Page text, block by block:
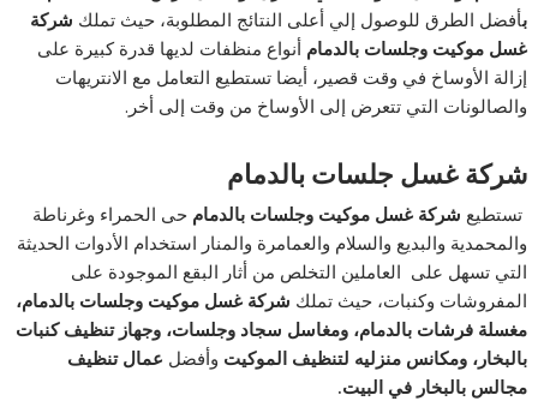
بأفضل الطرق للوصول إلي أعلى النتائج المطلوبة، حيث تملك شركة
غسل موكيت وجلسات بالدمام أنواع منظفات لديها قدرة كبيرة على
إزالة الأوساخ في وقت قصير، أيضا تستطيع التعامل مع الانتريهات
والصالونات التي تتعرض إلى الأوساخ من وقت إلى أخر.
شركة غسل جلسات بالدمام
تستطيع شركة غسل موكيت وجلسات بالدمام حى الحمراء وغرناطة
والمحمدية والبديع والسلام والعمامرة والمنار استخدام الأدوات الحديثة
التي تسهل على العاملين التخلص من أثار البقع الموجودة على
المفروشات وكنبات، حيث تملك شركة غسل موكيت وجلسات بالدمام،
مغسلة فرشات بالدمام، ومغاسل سجاد وجلسات، وجهاز تنظيف كنبات
بالبخار، ومكانس منزليه لتنظيف الموكيت وأفضل عمال تنظيف
مجالس بالبخار في البيت.